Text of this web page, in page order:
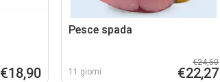
€18,90
Pesce spada
11 giorni
€24,50
€22,27